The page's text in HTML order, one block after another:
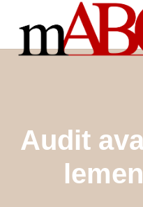
content
Audit